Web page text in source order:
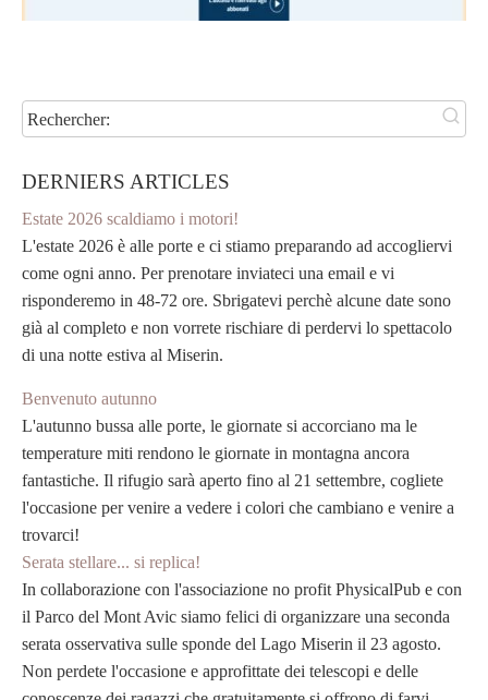
Rechercher:
DERNIERS ARTICLES
Estate 2026 scaldiamo i motori!
L'estate 2026 è alle porte e ci stiamo preparando ad accogliervi
come ogni anno. Per prenotare inviateci una email e vi
risponderemo in 48-72 ore. Sbrigatevi perchè alcune date sono
già al completo e non vorrete rischiare di perdervi lo spettacolo
di una notte estiva al Miserin.
Benvenuto autunno
L'autunno bussa alle porte, le giornate si accorciano ma le
temperature miti rendono le giornate in montagna ancora
fantastiche. Il rifugio sarà aperto fino al 21 settembre, cogliete
l'occasione per venire a vedere i colori che cambiano e venire a
trovarci!
Serata stellare... si replica!
In collaborazione con l'associazione no profit PhysicalPub e con
il Parco del Mont Avic siamo felici di organizzare una seconda
serata osservativa sulle sponde del Lago Miserin il 23 agosto.
Non perdete l'occasione e approfittate dei telescopi e delle